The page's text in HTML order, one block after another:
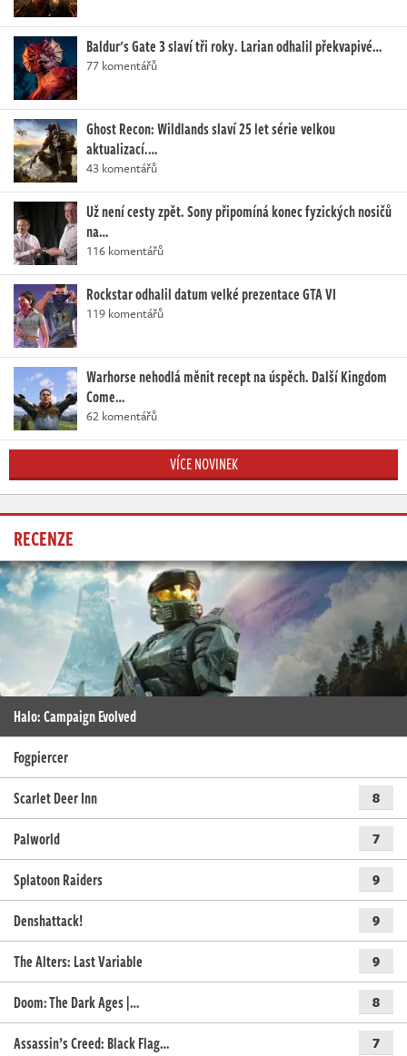
Baldur's Gate 3 slaví tři roky. Larian odhalil překvapivé…
77 komentářů
Ghost Recon: Wildlands slaví 25 let série velkou
aktualizací.…
43 komentářů
Už není cesty zpět. Sony připomíná konec fyzických nosičů
na…
116 komentářů
Rockstar odhalil datum velké prezentace GTA VI
119 komentářů
Warhorse nehodlá měnit recept na úspěch. Další Kingdom
Come…
62 komentářů
VÍCE NOVINEK
RECENZE
Halo: Campaign Evolved
Fogpiercer
Scarlet Deer Inn
8
Palworld 7
Splatoon Raiders 9
Denshattack! 9
The Alters: Last Variable 9
Doom: The Dark Ages |… 8
Assassin’s Creed: Black Flag… 7